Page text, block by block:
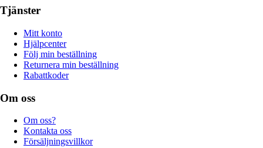
Tjänster
Mitt konto
Hjälpcenter
Följ min beställning
Returnera min beställning
Rabattkoder
Om oss
Om oss?
Kontakta oss
Försäljningsvillkor